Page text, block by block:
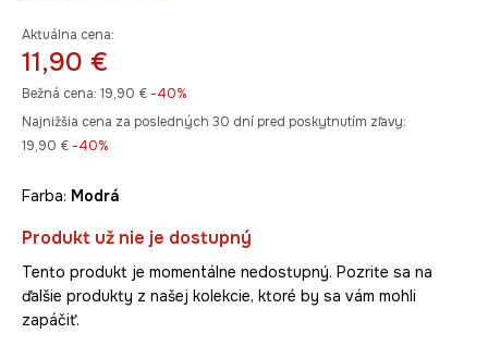
Aktuálna cena:
11,90 €
Bežná cena: 19,90 € -40%
Najnižšia cena za posledných 30 dní pred poskytnutím zľavy:
19,90 € -40%
Farba: modrá
Produkt už nie je dostupný
Tento produkt je momentálne nedostupný. Pozrite sa na
ďalšie produkty z našej kolekcie, ktoré by sa vám mohli
zapáčiť.